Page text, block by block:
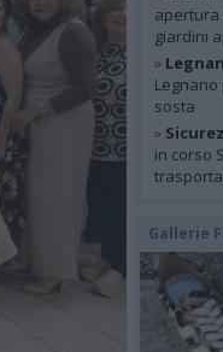
apertura
giardini
»
sosta
»
in corso
Gallerie